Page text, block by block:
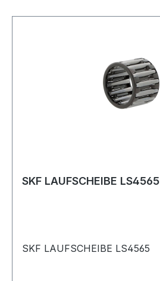
SKF LAUFSCHEIBE LS4565
SKF LAUFSCHEIBE LS4565